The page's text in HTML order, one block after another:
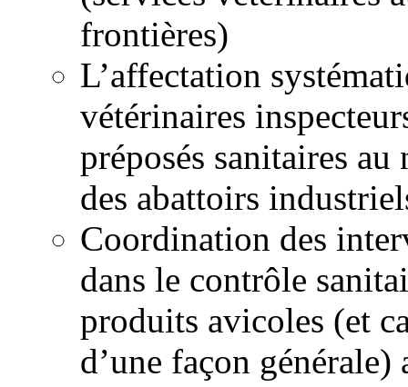
frontières)
L’affectation
vétérinaires
préposés sanitaires au
des abattoirs
Coordination des
dans le contrôle
produits avicoles (et
d’une façon générale)